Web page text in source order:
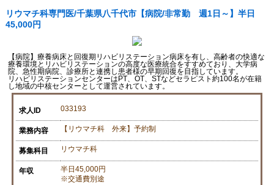
リウマチ科専門医/千葉県八千代市【病院/非常勤 週1日～】半日
45,000円
【病院】療養病床と回復期リハビリステーション病床を有し、高齢者の快適な
療養環境とリハビリステーションの高度な医療統合をすすめており、大学病
院、急性期病院、診療所と連携し患者様の早期回復を目指しています。
リハビリステーションセンターはPT、OT、STなどセラピスト約100名が在籍
し地域の中核センターとして運営されています。
求人ID 033193
業務内容 【リウマチ科 外来】予約制
募集科目 リウマチ科
年収
半日45,000円
※交通費別途